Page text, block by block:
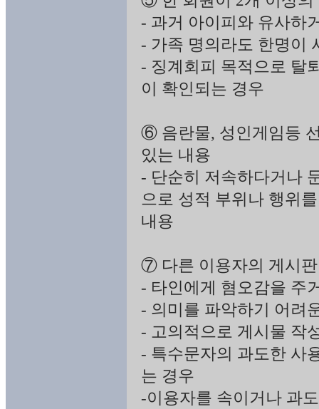
- 과거 아이피와 유사하
- 가족 명의라도 한명이
- 징계회피 목적으로 탈
이 확인되는 경우
⑥ 음란물, 성인게임등
있는 내용
- 단순히 저속하다거나
으로 성적 부위나 행위
내용
⑦ 다른 이용자의 게시
- 타인에게 혐오감을 주
- 의미를 파악하기 어려
- 고의적으로 게시물 작
- 특수문자의 과도한 사
는 경우
-이용자를 속이거나 과